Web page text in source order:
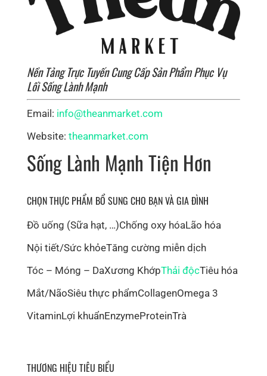
Nền Tảng Trực Tuyến Cung Cấp Sản Phẩm Phục Vụ
Lối Sống Lành Mạnh
Email: info@theanmarket.com
Website: theanmarket.com
Sống Lành Mạnh Tiện Hơn
CHỌN THỰC PHẨM BỔ SUNG CHO BẠN VÀ GIA ĐÌNH
Đồ uống (Sữa hạt, …)Chống oxy hóaLão hóa
Nội tiết/Sức khỏeTăng cường miễn dịch
Tóc – Móng – DaXương KhớpThải độcTiêu hóa
Mắt/NãoSiêu thực phẩmCollagenOmega 3
VitaminLợi khuẩnEnzymeProteinTrà
THƯƠNG HIỆU TIÊU BIỂU